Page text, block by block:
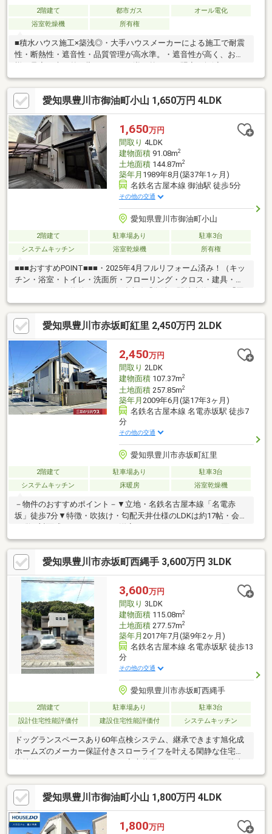
2階建て 都市ガス
オール電化
浴室乾燥機
所有権
■積水ハウス施工×築浅◎・大手ハウスメーカーによる施工で耐震
性・断熱性・遮音性・品質管理が高水準。・遮音性が高く、お子
す。■国府駅徒歩5分のアクセス◎・通勤・通学が便利で生活スト
レスを軽減♪■3LDK＋ダウンフロアで解放感あふれるLDK・ダウン
フロアのあるリビングは天井が高く感じられ奥行きと高級感があ
ります♪■グレーのクロスで落ち着きと高級感◎・グレーカラーが
ホテルライクで上質な雰囲気を演出。■優れた収納計画◎・生活
動線と連動した収納が配置されており、整理のしやすい空間。
ご相談いつでも承っております♪
愛知県豊川市御油町小山 1,650万円 4LDK
1,650万円
間取り 4LDK
建物面積91.08m2
土地面積144.87m2
築年月 1989年8月(築37年1ヶ月)
名鉄名古屋本線 御油駅 徒歩5分
その他の交通
愛知県豊川市御油町小山
2階建て 駐車場あり
駐車3台
システムキッチン
浴室乾燥機 所有権
■■■おすすめPOINT■■■・2025年4月フルリフォーム済み！（キッ
チン・浴室・トイレ・洗面所・フローリング・クロス・建具・サ
府」駅徒歩約11分！お出かけに便利な立地です◎・全室、断熱性
と防音性に優れた断熱二重窓つき！・駐車3台可能、カーポート付
きで大切なお車を守ります。・洋室は全て6帖の4LDK物件です。
家族が増えても安心の間取りです◎・洗面台が脱衣室の外にある
ので混雑を緩和することができます！・間取り変更でリビング約
19帖も実現可能です！・徒歩10分圏内にスーパーやドラッグスト
アなど、商業施設が多数ございます！
愛知県豊川市赤坂町紅里 2,450万円 2LDK
2,450万円
間取り 2LDK
建物面積107.37m2
土地面積257.85m2
築年月 2009年6月(築17年3ヶ月)
名鉄名古屋本線 名電赤坂駅 徒歩7
分
その他の交通
愛知県豊川市赤坂町紅里
2階建て 駐車場あり
駐車3台
システムキッチン
床暖房 浴室乾燥機
－物件のおすすめポイント－▼立地・名鉄名古屋本線「名電赤
坂」徒歩7分▼特徴・吹抜け・匂配天井仕様のLDKは約17帖・会話
設計・WICなど室内随所に収納を設置・洋室に洗面室・トイレ
有・庭有・電動シャッター有(車庫・1階2階掃き出し窓部分)・駐
車3台可(車種による)※平成12年2月増築(未登記)種類:居宅・車庫、
構造:軽量鉄骨造、屋根:かわらぶき、面積:35.42平米(約10.7坪)■ ご
希望の住まい探しをお手伝いします ━━━━━・・・物件の詳
細・ご相談はお気軽にお問い合わせください。
愛知県豊川市赤坂町西縄手 3,600万円 3LDK
3,600万円
間取り 3LDK
建物面積115.08m2
土地面積277.57m2
築年月 2017年7月(築9年2ヶ月)
名鉄名古屋本線 名電赤坂駅 徒歩13
分
その他の交通
愛知県豊川市赤坂町西縄手
2階建て 駐車場あり
駐車3台
設計住宅性能評価付
建設住宅性能評価付 システムキッチン
ドッグランスペースあり60年点検システム、継承できます旭化成
ホームズのメーカー保証付きスローライフを叶える閑静な住宅地
場：カースペース3台
愛知県豊川市御油町小山 1,800万円 4LDK
1,800万円